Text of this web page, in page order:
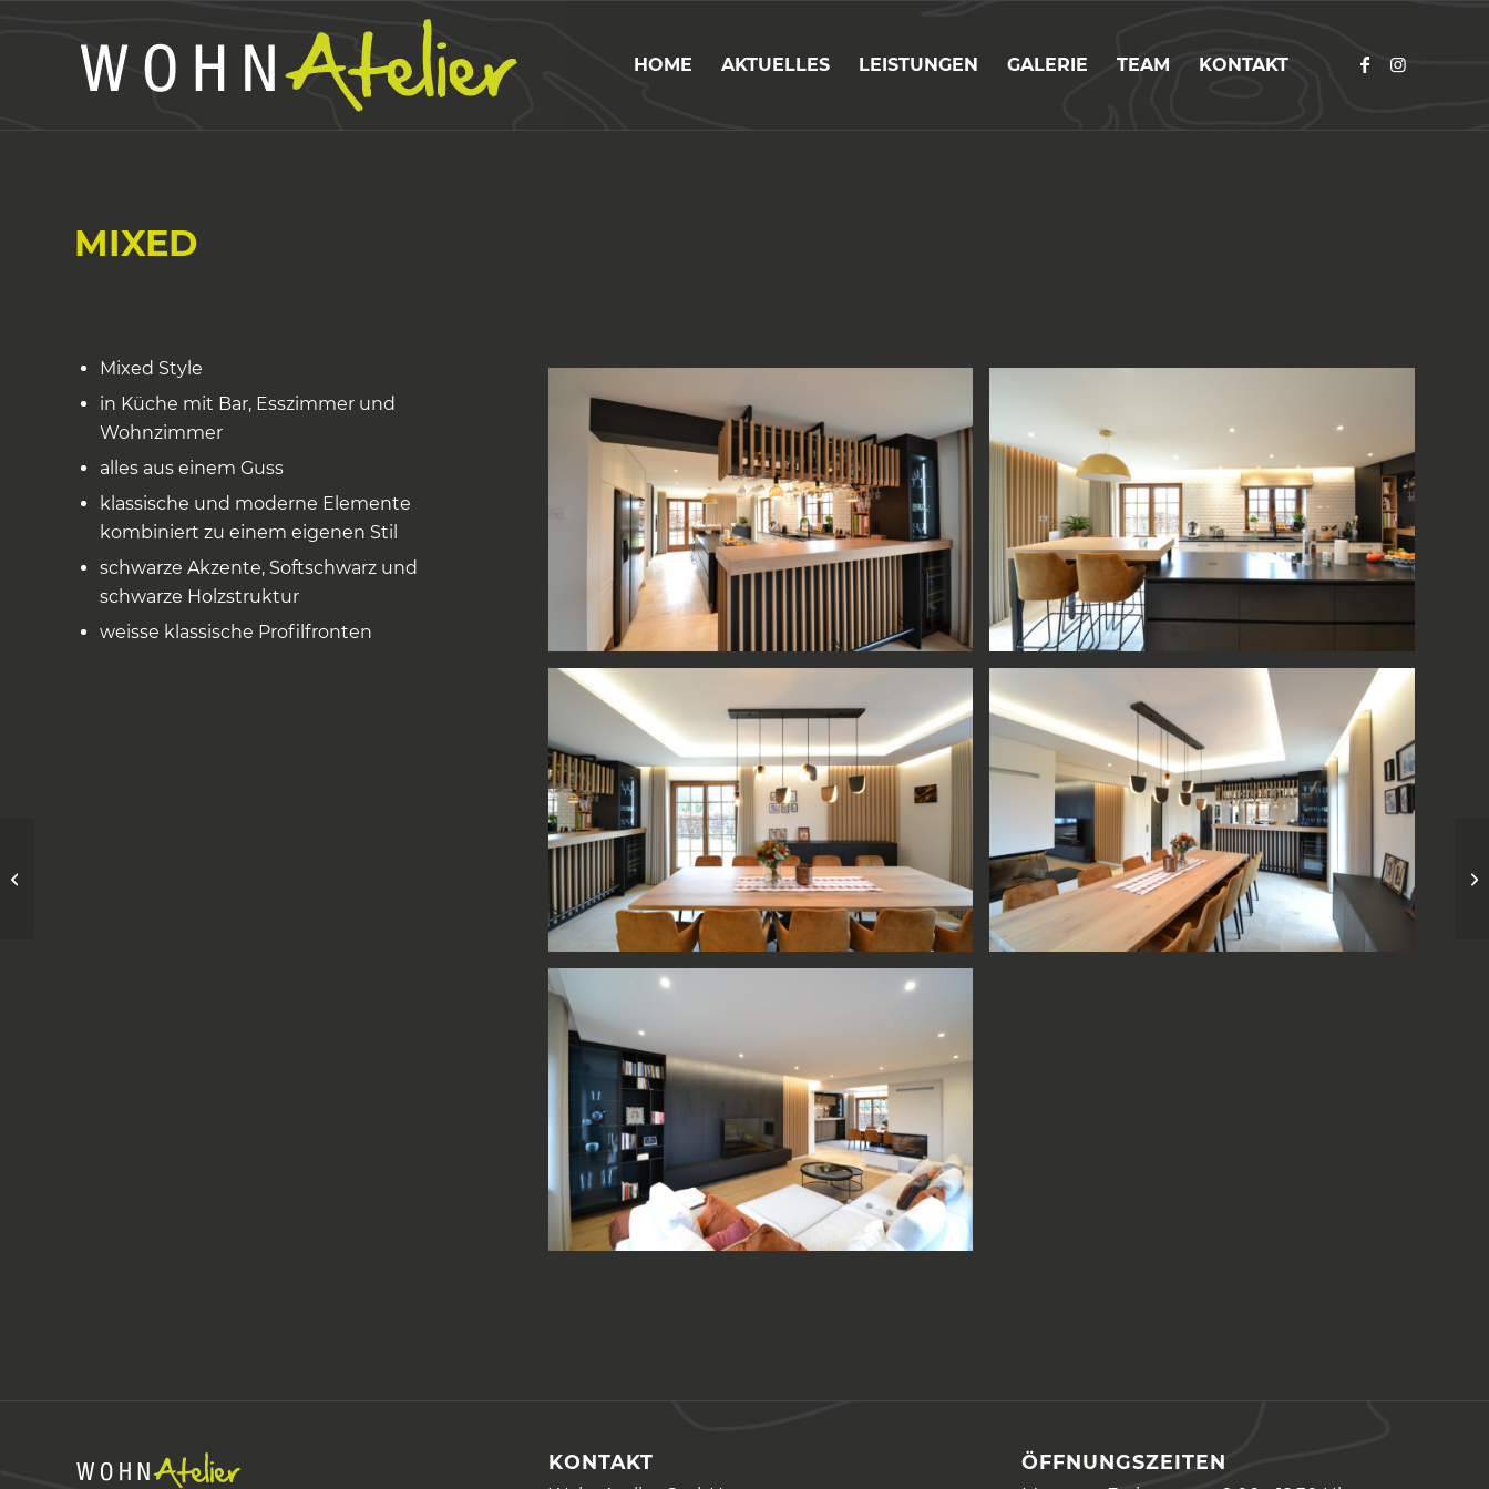
HOME AKTUELLES LEISTUNGEN GALERIE TEAM KONTAKT
MIXED
Mixed Style
in Küche mit Bar, Esszimmer und
Wohnzimmer
alles aus einem Guss
klassische und moderne Elemente
kombiniert zu einem eigenen Stil
schwarze Akzente, Softschwarz und
schwarze Holzstruktur
weisse klassische Profilfronten
KONTAKT ÖFFNUNGSZEITEN